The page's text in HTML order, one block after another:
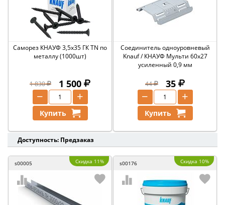
Саморез КНАУФ 3,5х35 ГК TN по
металлу (1000шт)
1 830 1 500
+
−
Купить
Соединитель одноуровневый
Knauf / КНАУФ Мульти 60х27
усиленный 0,9 мм
44 35
+
−
Купить
Доступность: Предзаказ
s00005 Скидка 11% s00176 Скидка 10%